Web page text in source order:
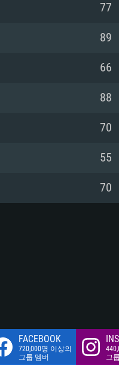
지원하는 AMD
클라이언트)
가지는 Mac
클라이언트)
고, 최신 그래픽
그래픽 드라이
소사양 지원 해
77
89
66
88
70
55
70
FACEBOOK
720,000명 이상의
그룹 멤버
그